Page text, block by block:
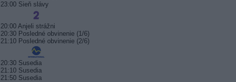
23:00 Sieň slávy
20:00 Anjeli strážni
20:30 Posledné obvinenie (1/6)
21:10 Posledné obvinenie (2/6)
20:30 Susedia
21:10 Susedia
21:50 Susedia